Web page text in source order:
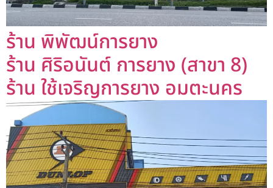
ร้าน พิพัฒน์การยาง
ร้าน ศิริอนันต์ การยาง (สาขา 8)
ร้าน ใช้เจริญการยาง อมตะนคร